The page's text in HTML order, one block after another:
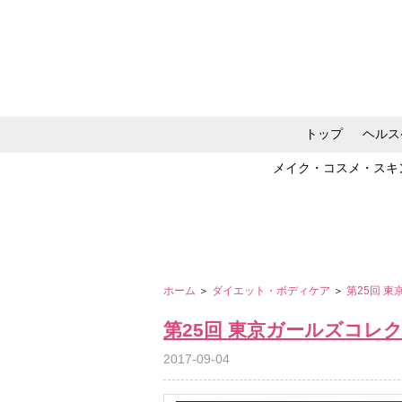
トップ ヘル
メイク・コスメ・ス
ホーム ＞ ダイエット・ボディケア ＞ 第25回 東
第25回 東京ガールズコレ
2017-09-04